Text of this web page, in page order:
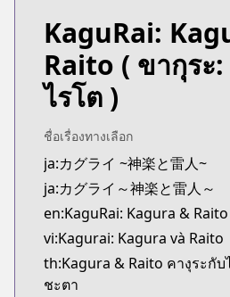
bl
20145647
Official Raw
Official Raw
https://www.sunday-
Kitsu
Kitsu
https://kitsu.app/manga/
MangaUpdates
MangaUpdates
https://
Book☆Walker
KaguRai:
Raito ( ขากุระ
ไรโต )
ชื่อเรื่องทางเลือก
ja:カグライ ~神楽と雷人~
ja:カグライ～神楽と雷人～
en:KaguRai: Kagura & Raito
vi:Kagurai: Kagura và Raito
th:Kagura & Raito คางุระกั
ชะตา